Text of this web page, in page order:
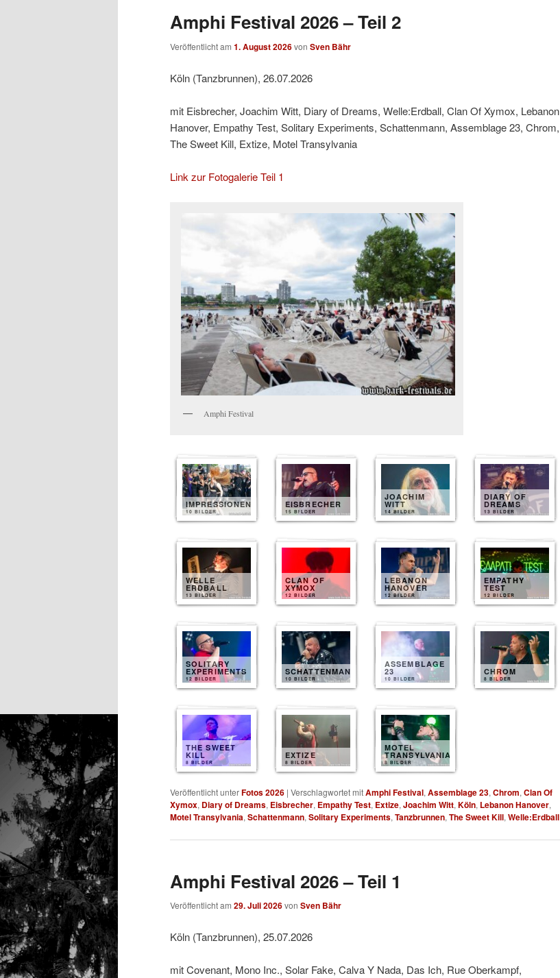
Amphi Festival 2026 – Teil 2
Veröffentlicht am 1. August 2026von Sven Bähr
Köln (Tanzbrunnen), 26.07.2026
mit Eisbrecher, Joachim Witt, Diary of Dreams, Welle:Erdball, Clan Of Xymox, Lebanon
Hanover, Empathy Test, Solitary Experiments, Schattenmann, Assemblage 23, Chrom,
The Sweet Kill, Extize, Motel Transylvania
Link zur Fotogalerie Teil 1
Amphi Festival
IMPRESSIONEN
10 BILDER
EISBRECHER
15 BILDER
JOACHIM
WITT
14 BILDER
DIARY OF
DREAMS
13 BILDER
WELLE
ERDBALL
13 BILDER
CLAN OF
XYMOX
12 BILDER
LEBANON
HANOVER
12 BILDER
EMPATHY
TEST
12 BILDER
SOLITARY
EXPERIMENTS
12 BILDER
SCHATTENMANN
10 BILDER
ASSEMBLAGE
23
10 BILDER
CHROM
8 BILDER
THE SWEET
KILL
8 BILDER
EXTIZE
8 BILDER
MOTEL
TRANSYLVANIA
8 BILDER
Veröffentlicht unterFotos 2026 | Verschlagwortet mitAmphi Festival, Assemblage 23, Chrom, Clan Of
Xymox, Diary of Dreams, Eisbrecher, Empathy Test, Extize, Joachim Witt, Köln, Lebanon Hanover,
Motel Transylvania, Schattenmann, Solitary Experiments, Tanzbrunnen, The Sweet Kill, Welle:Erdball
Amphi Festival 2026 – Teil 1
Veröffentlicht am 29. Juli 2026von Sven Bähr
Köln (Tanzbrunnen), 25.07.2026
mit Covenant, Mono Inc., Solar Fake, Calva Y Nada, Das Ich, Rue Oberkampf,